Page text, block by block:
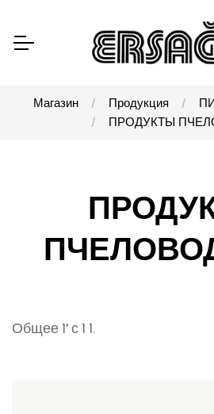
Магазин Продукция
ПРОДУКТЫ
Общее 1' с 1 1.